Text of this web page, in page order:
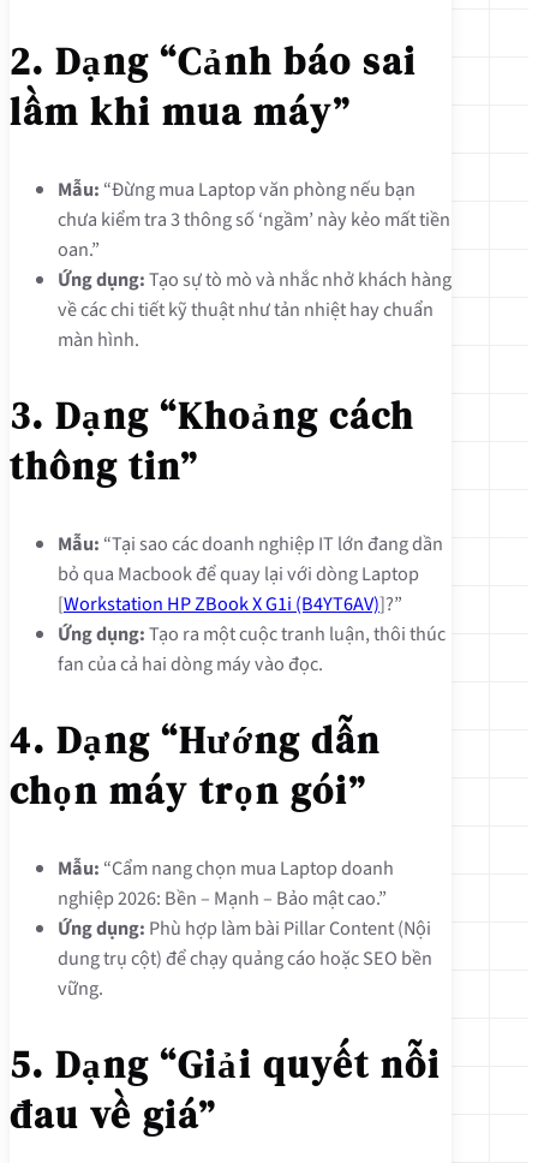
2. Dạng “Cảnh báo sai
lầm khi mua máy”
Mẫu: “Đừng mua Laptop văn phòng nếu bạn
chưa kiểm tra 3 thông số ‘ngầm’ này kẻo mất tiền
oan.”
Ứng dụng:Tạo sự tò mò và nhắc nhở khách hàng
về các chi tiết kỹ thuật như tản nhiệt hay chuẩn
màn hình.
3. Dạng “Khoảng cách
thông tin”
Mẫu: “Tại sao các doanh nghiệp IT lớn đang dần
bỏ qua Macbook để quay lại với dòng Laptop
[Workstation HP ZBook X G1i (B4YT6AV)]?”
Ứng dụng:Tạo ra một cuộc tranh luận, thôi thúc
fan của cả hai dòng máy vào đọc.
4. Dạng “Hướng dẫn
chọn máy trọn gói”
Mẫu: “Cẩm nang chọn mua Laptop doanh
nghiệp 2026: Bền – Mạnh – Bảo mật cao.”
Ứng dụng: Phù hợp làm bài Pillar Content (Nội
dung trụ cột) để chạy quảng cáo hoặc SEO bền
vững.
5. Dạng “Giải quyết nỗi
đau về giá”